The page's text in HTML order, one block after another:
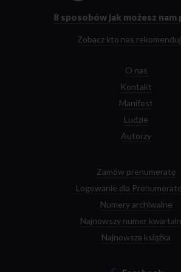
8 sposobów jak możesz nam
Zobacz kto nas
O nas
Kontakt
Manifest
Ludzie
Autorzy
Zamów prenumeratę
Logowanie dla
Numery archiwalne
Najnowszy numer
Najnowsza książka